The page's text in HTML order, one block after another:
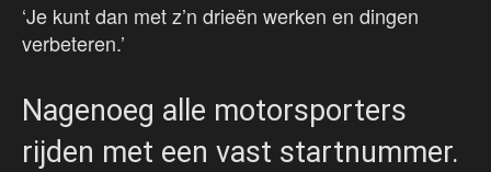
‘Je kunt dan met z’n drieën werken en dingen
verbeteren.’
Nagenoeg alle motorsporters
rijden met een vast startnummer.